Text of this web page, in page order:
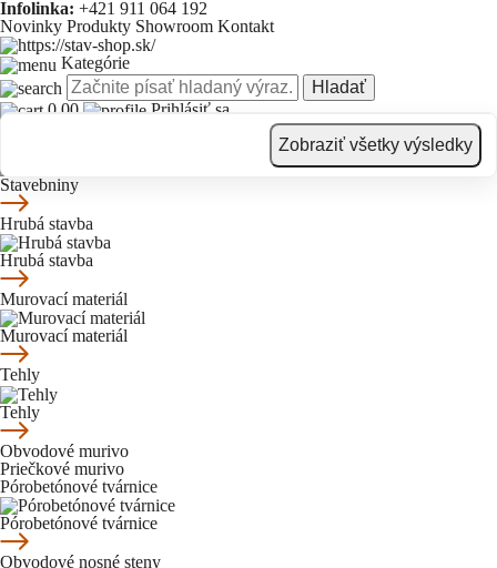
Infolinka: +421 911 064 192
Novinky Produkty Showroom Kontakt
Kategórie
Hladať
Zobraziť všetky výsledky
0.00
Prihlásiť sa
Kontakt
Stavebniny
Hrubá stavba
Hrubá stavba
Murovací materiál
Murovací materiál
Tehly
Tehly
Obvodové murivo
Priečkové murivo
Pórobetónové tvárnice
Pórobetónové tvárnice
Obvodové nosné steny